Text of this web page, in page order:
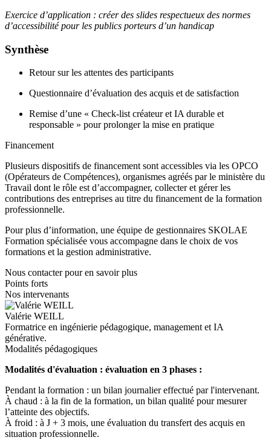
Exercice d’application : créer des slides respectueux des normes
d’accessibilité pour les publics porteurs d’un handicap
Synthèse
Retour sur les attentes des participants
Questionnaire d’évaluation des acquis et de satisfaction
Remise d’une « Check-list créateur et IA durable et
responsable » pour prolonger la mise en pratique
Financement
Plusieurs dispositifs de financement sont accessibles via les OPCO
(Opérateurs de Compétences), organismes agréés par le ministère du
Travail dont le rôle est d’accompagner, collecter et gérer les
contributions des entreprises au titre du financement de la formation
professionnelle.
Pour plus d’information, une équipe de gestionnaires SKOLAE
Formation spécialisée vous accompagne dans le choix de vos
formations et la gestion administrative.
Nous contacter pour en savoir plus
Points forts
Nos intervenants
Valérie WEILL
Formatrice en ingénierie pédagogique, management et IA
générative.
Modalités pédagogiques
Modalités d'évaluation : évaluation en 3 phases :
Pendant la formation : un bilan journalier effectué par l'intervenant.
À chaud : à la fin de la formation, un bilan qualité pour mesurer
l’atteinte des objectifs.
À froid : à J + 3 mois, une évaluation du transfert des acquis en
situation professionnelle.